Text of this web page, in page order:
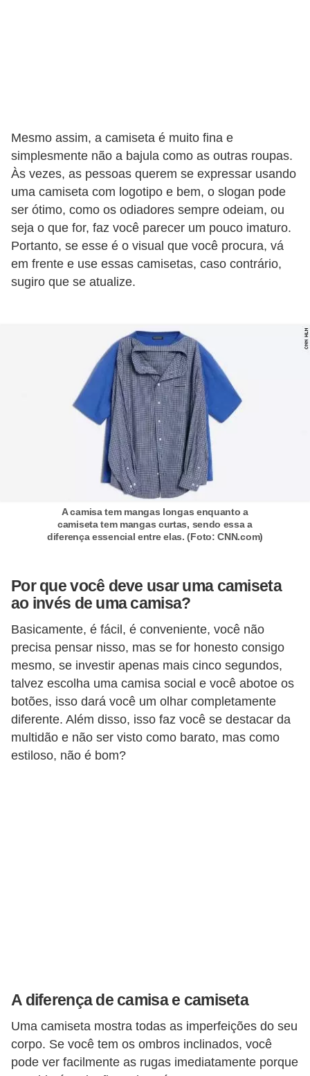
Mesmo assim, a camiseta é muito fina e
simplesmente não a bajula como as outras roupas.
Às vezes, as pessoas querem se expressar usando
uma camiseta com logotipo e bem, o slogan pode
ser ótimo, como os odiadores sempre odeiam, ou
seja o que for, faz você parecer um pouco imaturo.
Portanto, se esse é o visual que você procura, vá
em frente e use essas camisetas, caso contrário,
sugiro que se atualize.
A camisa tem mangas longas enquanto a
camiseta tem mangas curtas, sendo essa a
diferença essencial entre elas. (Foto: CNN.com)
Por que você deve usar uma camiseta
ao invés de uma camisa?
Basicamente, é fácil, é conveniente, você não
precisa pensar nisso, mas se for honesto consigo
mesmo, se investir apenas mais cinco segundos,
talvez escolha uma camisa social e você abotoe os
botões, isso dará você um olhar completamente
diferente. Além disso, isso faz você se destacar da
multidão e não ser visto como barato, mas como
estiloso, não é bom?
A diferença de camisa e camiseta
Uma camiseta mostra todas as imperfeições do seu
corpo. Se você tem os ombros inclinados, você
pode ver facilmente as rugas imediatamente porque
d
e